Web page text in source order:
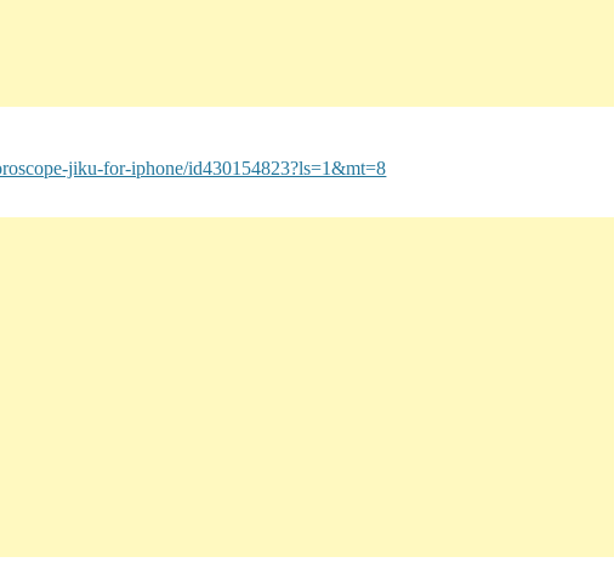
jiku-for-iphone/id430154823?ls=1&mt=8